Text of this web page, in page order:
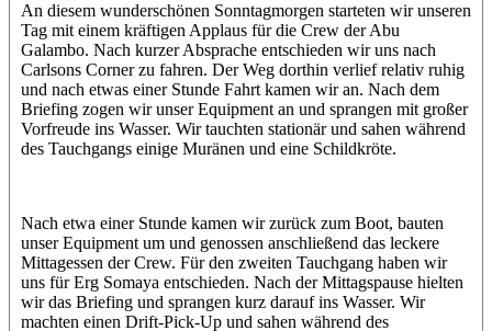
An diesem wunderschönen Sonntagmorgen starteten wir unseren
Tag mit einem kräftigen Applaus für die Crew der Abu
Galambo. Nach kurzer Absprache entschieden wir uns nach
Carlsons Corner zu fahren. Der Weg dorthin verlief relativ ruhig
und nach etwas einer Stunde Fahrt kamen wir an. Nach dem
Briefing zogen wir unser Equipment an und sprangen mit großer
Vorfreude ins Wasser. Wir tauchten stationär und sahen während
des Tauchgangs einige Muränen und eine Schildkröte.
Nach etwa einer Stunde kamen wir zurück zum Boot, bauten
unser Equipment um und genossen anschließend das leckere
Mittagessen der Crew. Für den zweiten Tauchgang haben wir
uns für Erg Somaya entschieden. Nach der Mittagspause hielten
wir das Briefing und sprangen kurz darauf ins Wasser. Wir
machten einen Drift-Pick-Up und sahen während des